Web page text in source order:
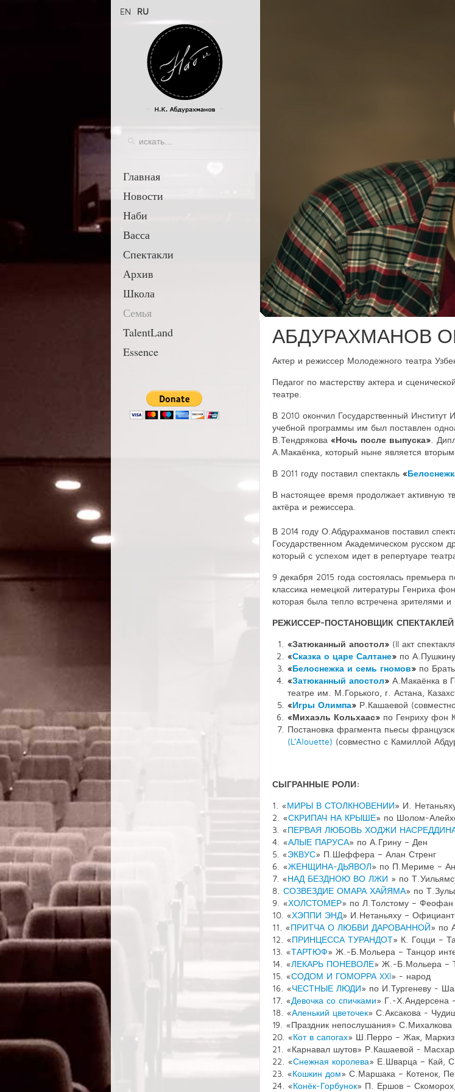
EN RU
Главная
Новости
Наби
Васса
Спектакли
Архив
Школа
Семья
TalentLand
Essence
АБДУРАХМАНОВ
Актер и режиссер Молодежного театра
Педагог по мастерству актера и
театре.
В 2010 окончил Государственный Институт
учебной программы им был поставлен
В.Тендрякова «Ночь после выпуска».
А.Макаёнка, который ныне является
В 2011 году поставил спектакль «
В настоящее время продолжает активную
актёра и режиссера.
В 2014 году О.Абдурахманов поставил
Государственном Академическом русском
который с успехом идет в репертуаре
9 декабря 2015 года состоялась премьера
классика немецкой литературы Генриха
которая была тепло встречена зрителями
РЕЖИССЕР-ПОСТАНОВЩИК
«Затюканный апостол» (II акт
«Сказка о царе Салтане» по
« Белоснежка и семь гномов» по
«Затюканный апостол» А.Макаёнка в
театре им. М.Горького, г. Астана,
«Игры Олимпа» Р.Кашаевой
«Михаэль Кольхаас» по Генриху фон
Постановка фрагмента пьесы
(L’Alouette) (совместно с Камиллой
СЫГРАННЫЕ РОЛИ:
1. « МИРЫ В СТОЛКНОВЕНИИ » И.
2. «СКРИПАЧ НА КРЫШЕ» по Шолом-
3. « ПЕРВАЯ ЛЮБОВЬ ХОДЖИ
4. «АЛЫЕ ПАРУСА» по А.Грину – Ден
5. «ЭКВУС» П.Шеффера – Алан Стренг
6. «ЖЕНЩИНА-ДЬЯВОЛ » по П.Мериме –
7. « НАД БЕЗДНОЮ ВО ЛЖИ » по
8. СОЗВЕЗДИЕ ОМАРА ХАЙЯМА» по
9. «ХОЛСТОМЕР» по Л.Толстому – Феофан
10. «ХЭППИ ЭНД» И.Нетаньяху –
11. « ПРИТЧА О ЛЮБВИ ДАРОВАННОЙ » по
12. « ПРИНЦЕССА ТУРАНДОТ» К. Гоцци –
13. «ТАРТЮФ» Ж.-Б.Мольера – Танцор
14. «ЛЕКАРЬ ПОНЕВОЛЕ» Ж.-Б.Мольера –
15. «СОДОМ И ГОМОРРА XXI » - народ
16. «ЧЕСТНЫЕ ЛЮДИ » по И.Тургеневу -
17. «Девочка со спичками» Г.-Х.Андерсена
18. «Аленький цветочек» С.Аксакова -
19. «Праздник непослушания»
20. « Кот в сапогах» Ш.Перро – Жак, Маркиз
21. «Карнавал шутов» Р.Кашаевой -
22. «Снежная королева» Е.Шварца – Кай,
23. « Кошкин дом» С.Маршака – Котенок,
24. « Конёк-Горбунок» П. Ершов –